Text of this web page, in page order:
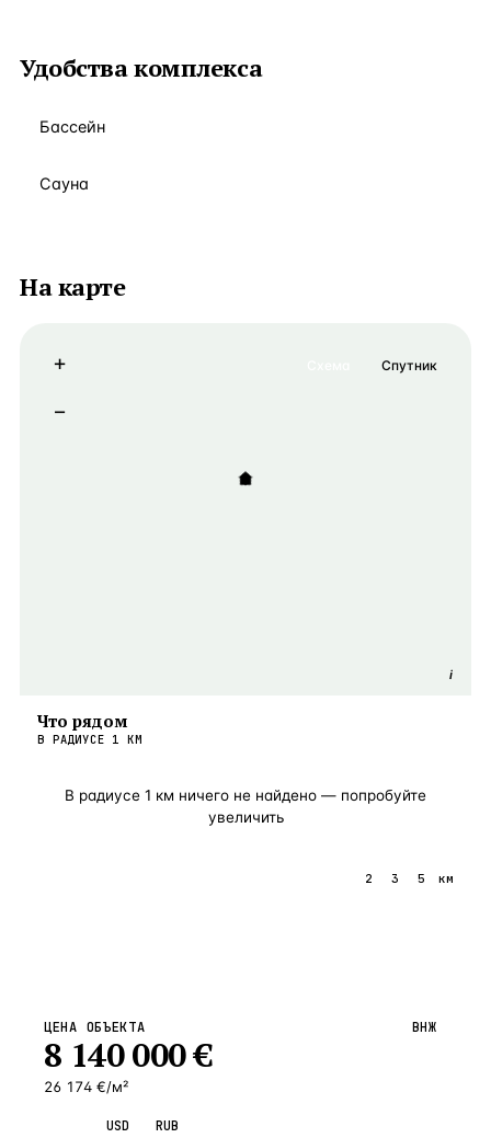
Удобства комплекса
Бассейн
Сауна
На карте
i
+
−
Спутник
Что рядом
В РАДИУСЕ 1 КМ
В радиусе 1 км ничего не найдено — попробуйте
увеличить
2 3 5 км
ЦЕНА ОБЪЕКТА
8 140 000€
26 174 €/м²
ВНЖ
USD RUB